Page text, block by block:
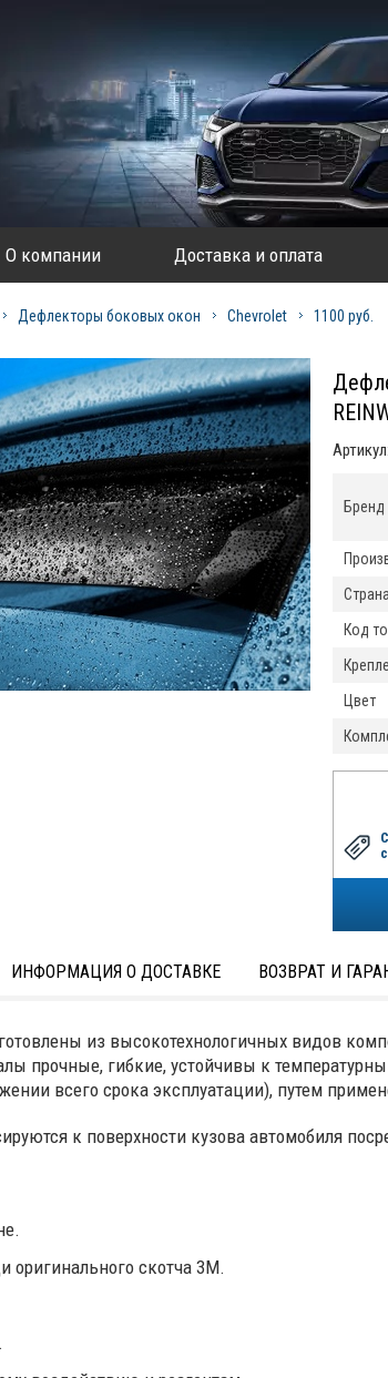
О компании Доставка и оплата
Дефлекторы боковых окон Chevrolet 1100 руб.
Артикул:
Бренд
Страна
Код
Цвет
ИНФОРМАЦИЯ О ДОСТАВКЕ ВОЗВРАТ И
из высокотехнологичных видов
прочные, гибкие, устойчивы к
всего срока эксплуатации), путем
к поверхности кузова автомобиля
скотча 3М.